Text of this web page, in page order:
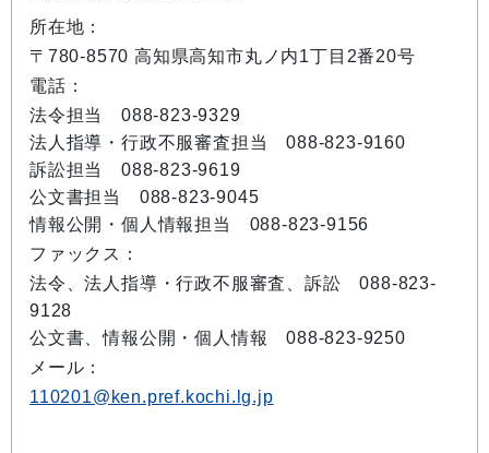
所在地：
〒780-8570 高知県高知市丸ノ内1丁目2番20号
電話：
法令担当 088-823-9329
法人指導・行政不服審査担当 088-823-9160
訴訟担当 088-823-9619
公文書担当 088-823-9045
情報公開・個人情報担当 088-823-9156
ファックス：
法令、法人指導・行政不服審査、訴訟 088-823-
9128
公文書、情報公開・個人情報 088-823-9250
メール：
110201@ken.pref.kochi.lg.jp